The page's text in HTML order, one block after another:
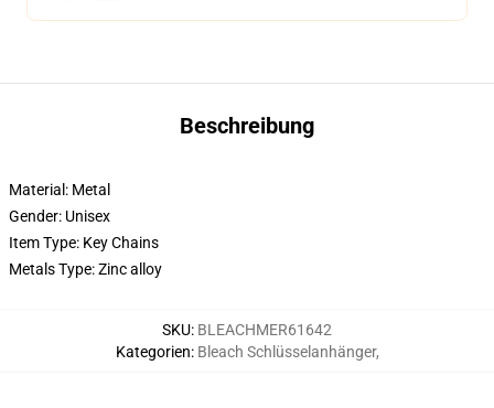
Beschreibung
Material: Metal
Gender: Unisex
Item Type: Key Chains
Metals Type: Zinc alloy
SKU: BLEACHMER61642
Kategorien: Bleach Schlüsselanhänger,